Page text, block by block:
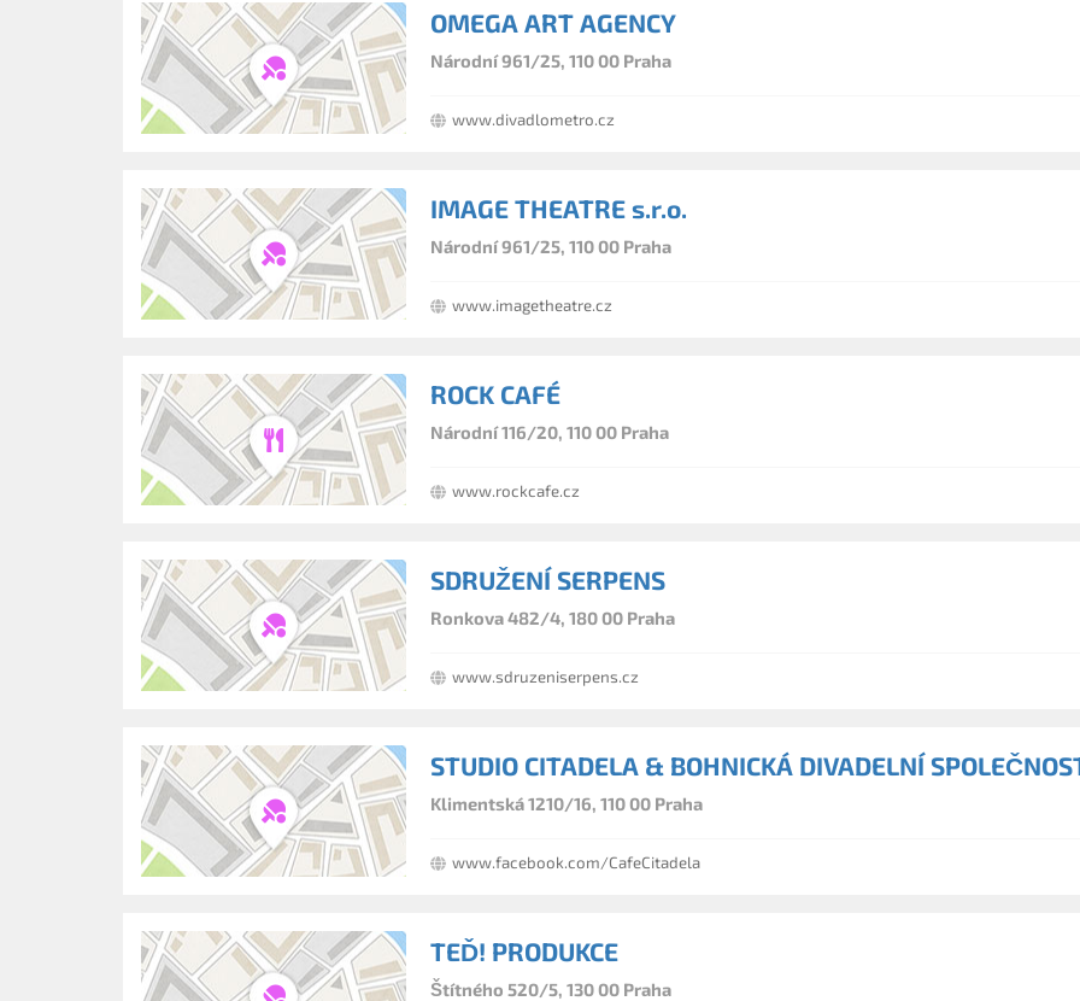
OMEGA ART AGENCY
Národní 961/25, 110 00 Praha
www.divadlometro.cz
IMAGE THEATRE s.r.o.
Národní 961/25, 110 00 Praha
www.imagetheatre.cz
ROCK CAFÉ
Národní 116/20, 110 00 Praha
www.rockcafe.cz
SDRUŽENÍ SERPENS
Ronkova 482/4, 180 00 Praha
www.sdruzeniserpens.cz
STUDIO CITADELA & BOHNICKÁ DIVADELNÍ
Klimentská 1210/16, 110 00 Praha
www.facebook.com/CafeCitadela
TEĎ! PRODUKCE
Štítného 520/5, 130 00 Praha